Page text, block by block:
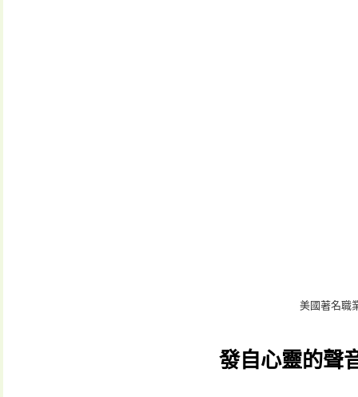
美國著名職
發自心靈的聲